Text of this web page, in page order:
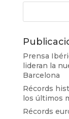
Prensa
lideran la
Barcelona
Récords
los últimos
Récords